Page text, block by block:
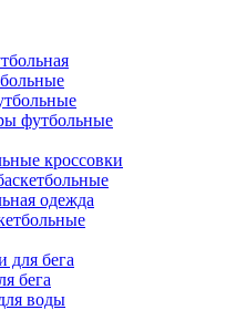
футбольные
кроссовки
одежда
для бега
бега
воды